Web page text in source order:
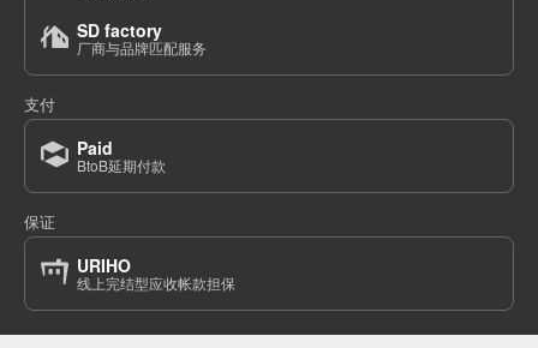
SD factory
厂商与品牌匹配服务
支付
Paid
BtoB延期付款
保证
URIHO
线上完结型应收帐款担保